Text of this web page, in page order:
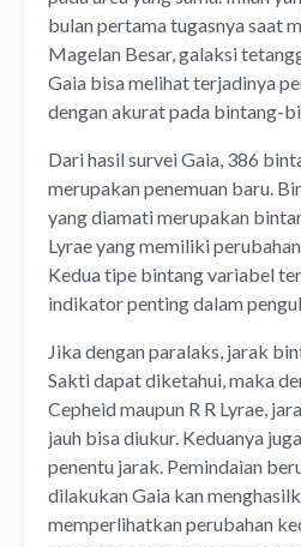
bulan pertama tugasnya saat
Magelan Besar, galaksi
Gaia bisa melihat terjadinya
dengan akurat pada bintang-
Dari hasil survei Gaia, 386
merupakan penemuan baru.
yang diamati merupakan
Lyrae yang memiliki
Kedua tipe bintang variabel
indikator penting dalam
Jika dengan paralaks, jarak
Sakti dapat diketahui, maka
Cepheid maupun R R Lyrae,
jauh bisa diukur. Keduanya
penentu jarak. Pemindaian
dilakukan Gaia kan
memperlihatkan perubahan